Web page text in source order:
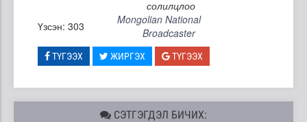
солилцлоо
Үзсэн: 303
Mongolian National
Broadcaster
ТҮГЭЭХ ЖИРГЭХ ТҮГЭЭХ
СЭТГЭГДЭЛ БИЧИХ: